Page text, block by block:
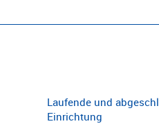
Laufende und
Einrichtung